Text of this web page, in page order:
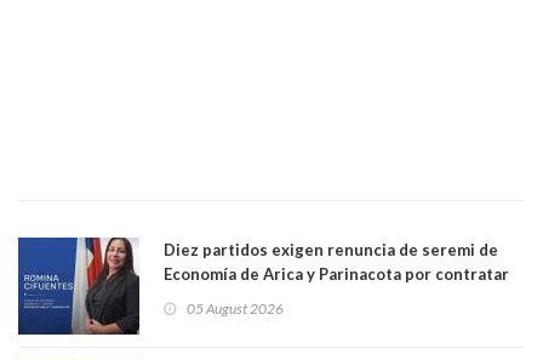
Diez partidos exigen renuncia de seremi de
Economía de Arica y Parinacota por contratar
una militante de RN, detenida con 47 kilos de
05 August 2026